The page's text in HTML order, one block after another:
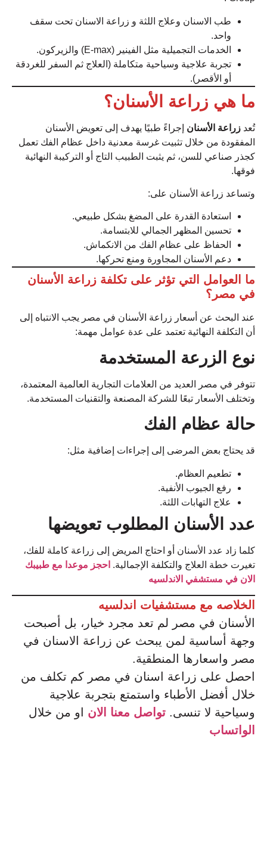
طب الاسنان وعلاج اللثة و زراعة الاسنان تحت سقف
واحد.
الخدمات التجميلية مثل الفينير (E-max) والزيركون.
تجربة علاجية وسياحية متكاملة (العلاج ثم السفر للغردقة
أو الأقصر).
ما هي زراعة الأسنان؟
تُعد زراعة الأسنان إجراءً طبيًا يهدف إلى تعويض الأسنان
المفقودة من خلال تثبيت غرسة معدنية داخل عظام الفك تعمل
كجذر صناعي للسن، ثم يثبت الطبيب التاج أو التركيبة النهائية
فوقها.
وتساعد زراعة الأسنان على:
استعادة القدرة على المضغ بشكل طبيعي.
تحسين المظهر الجمالي للابتسامة.
الحفاظ على عظام الفك من الانكماش.
دعم الأسنان المجاورة ومنع تحركها.
ما العوامل التي تؤثر على تكلفة زراعة الأسنان
في مصر؟
عند البحث عن أسعار زراعة الأسنان في مصر يجب الانتباه إلى
أن التكلفة النهائية تعتمد على عدة عوامل مهمة:
نوع الزرعة المستخدمة
تتوفر في مصر العديد من العلامات التجارية العالمية المعتمدة،
وتختلف الأسعار تبعًا للشركة المصنعة والتقنيات المستخدمة.
حالة عظام الفك
قد يحتاج بعض المرضى إلى إجراءات إضافية مثل:
تطعيم العظام.
رفع الجيوب الأنفية.
علاج التهابات اللثة.
عدد الأسنان المطلوب تعويضها
كلما زاد عدد الأسنان أو احتاج المريض إلى زراعة كاملة للفك،
تغيرت خطة العلاج والتكلفة الإجمالية. احجز موعدا مع طبيبك
الان في مستشفي الاندلسيه
الخلاصه مع مستشفيات اندلسيه
الأسنان في مصر لم تعد مجرد خيار، بل أصبحت
وجهة أساسية لمن يبحث عن زراعة الاسنان في
مصر واسعارها المنطقية.
احصل على زراعة اسنان في مصر كم تكلف من
خلال أفضل الأطباء واستمتع بتجربة علاجية
وسياحية لا تنسى. تواصل معنا الان او من خلال
الواتساب